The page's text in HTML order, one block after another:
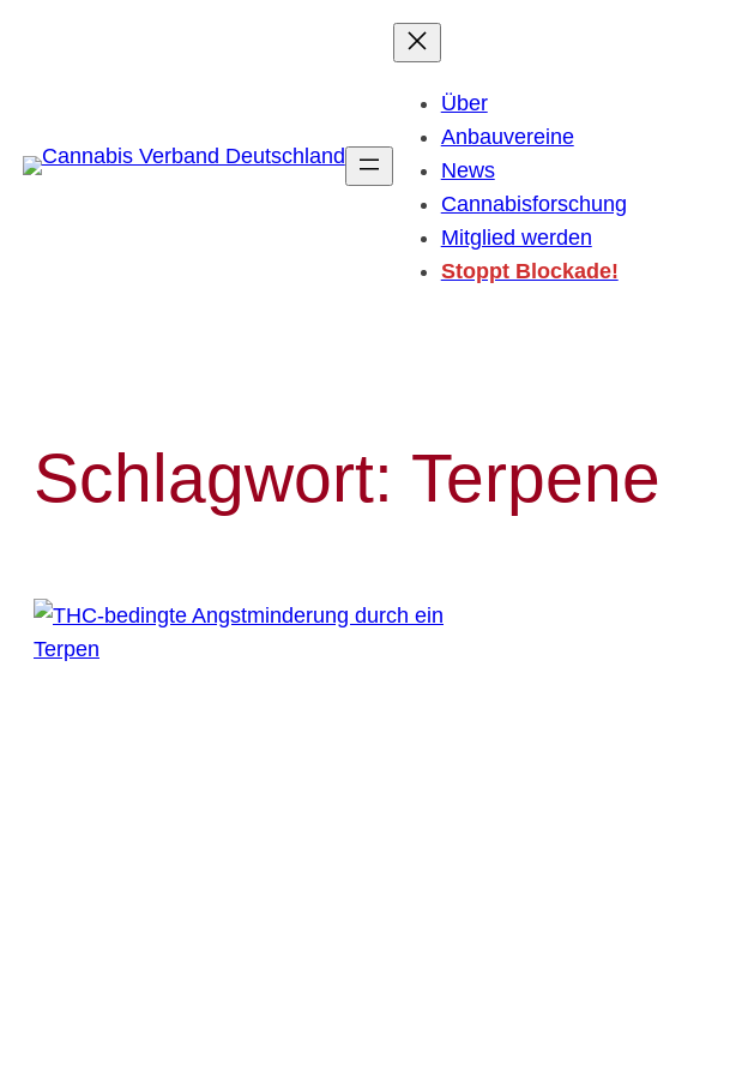
Über
Anbauvereine
News
Cannabisforschung
Mitglied werden
Stoppt Blockade!
Schlagwort: Terpene